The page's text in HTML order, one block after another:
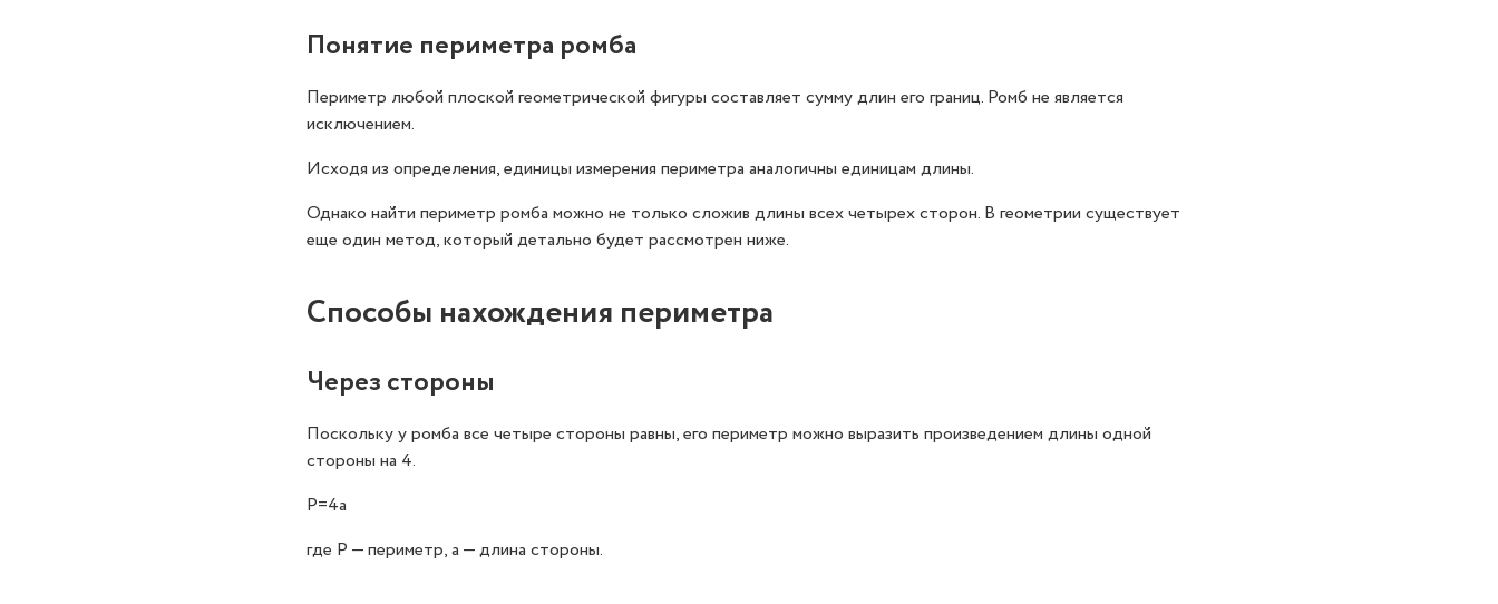
Понятие периметра ромба
Периметр любой плоской геометрической фигуры составляет сумму длин его границ. Ромб не является
исключением.
Исходя из определения, единицы измерения периметра аналогичны единицам длины.
Однако найти периметр ромба можно не только сложив длины всех четырех сторон. В геометрии существует
еще один метод, который детально будет рассмотрен ниже.
Способы нахождения периметра
Через стороны
Поскольку у ромба все четыре стороны равны, его периметр можно выразить произведением длины одной
стороны на 4.
P=4a
где P — периметр, a — длина стороны.